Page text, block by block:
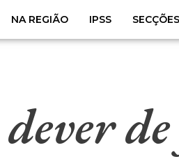
NA REGIÃO IPSS SECÇÕES
dever